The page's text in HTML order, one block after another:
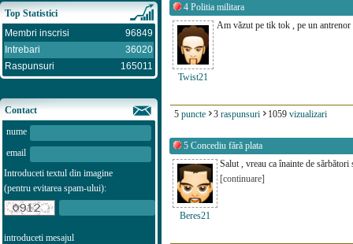
Top Statistici
Membri inscrisi
96849
Intrebari
36020
Raspunsuri
165011
Contact
nume
email
Introduceti textul din imagine
(pentru evitarea spam-ului):
introduceti mesajul
4 Politia militara
Twist21
Am văzut pe tik tok , pe un
5 puncte 3 raspunsuri 1059 vizualizari
5 Concediu fără plata
Beres21
Salut , vreau ca înainte de
[continuare]